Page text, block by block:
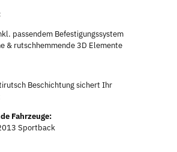
passendem Befestigungssystem
& rutschhemmende 3D Elemente
Beschichtung sichert Ihr
Fahrzeuge:
Sportback